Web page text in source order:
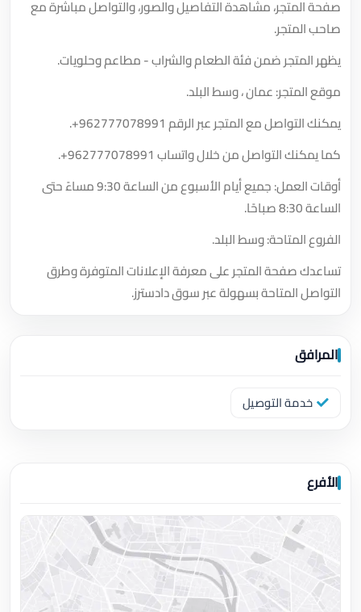
صفحة المتجر، مشاهدة التفاصيل والصور، والتواصل مباشرة مع
صاحب المتجر.
يظهر المتجر ضمن فئة الطعام والشراب - مطاعم وحلويات.
موقع المتجر: عمان ، وسط البلد.
يمكنك التواصل مع المتجر عبر الرقم +962777078991
.
كما يمكنك التواصل من خلال واتساب +962777078991
.
أوقات العمل: جميع أيام الأسبوع من الساعة 9:30 مساءً حتى
الساعة 8:30 صباحًا.
الفروع المتاحة: وسط البلد.
تساعدك صفحة المتجر على معرفة الإعلانات المتوفرة وطرق
التواصل المتاحة بسهولة عبر سوق دادسترز.
المرافق
خدمة التوصيل
الأفرع